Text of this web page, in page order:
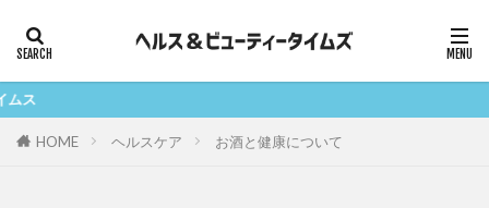
HOME ヘルスケア お酒と健康について